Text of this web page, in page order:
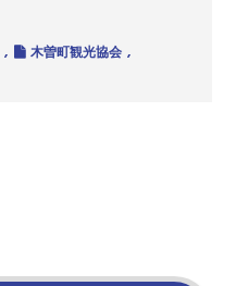
木曽町観光協会